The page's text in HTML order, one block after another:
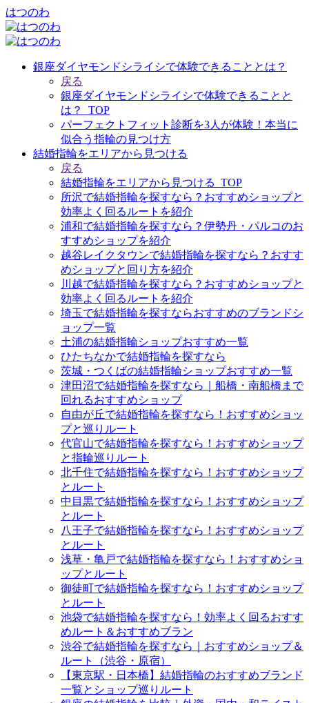
はつのわ
銀座ダイヤモンドシライシで体験できることとは？
戻る
銀座ダイヤモンドシライシで体験できることと
は？_TOP
パーフェクトフィット診断を3人が体験！本当に
似合う指輪の見つけ方
結婚指輪をエリアから見つける
戻る
結婚指輪をエリアから見つける_TOP
所沢で結婚指輪を探すなら？おすすめショップと
効率よく回るルートを紹介
浦和で結婚指輪を探すなら？伊勢丹・パルコのお
すすめショップを紹介
越谷レイクタウンで結婚指輪を探すなら？おすす
めショップと回り方を紹介
川越で結婚指輪を探すなら？おすすめショップと
効率よく回るルートを紹介
埼玉で結婚指輪を探すならおすすめのブランドシ
ョップ一覧
土浦の結婚指輪ショップおすすめ一覧
ひたちなかで結婚指輪を探すなら
茨城・つくばの結婚指輪ショップおすすめ一覧
津田沼で結婚指輪を探すなら｜船橋・南船橋まで
回れるおすすめショップ
自由が丘で結婚指輪を探すなら！おすすめショッ
プと巡りルート
代官山で結婚指輪を探すなら！おすすめショップ
と指輪巡りルート
北千住で結婚指輪を探すなら！おすすめショップ
とルート
中目黒で結婚指輪を探すなら！おすすめショップ
とルート
八王子で結婚指輪を探すなら！おすすめショップ
とルート
浅草・亀戸で結婚指輪を探すなら！おすすめショ
ップとルート
御徒町で結婚指輪を探すなら！おすすめショップ
とルート
池袋で結婚指輪を探すなら！効率よく回るおすす
めルート＆おすすめブラン
渋谷で結婚指輪を探すなら｜おすすめショップ＆
ルート（渋谷・原宿）
【東京駅・日本橋】結婚指輪のおすすめブランド
一覧とショップ巡りルート